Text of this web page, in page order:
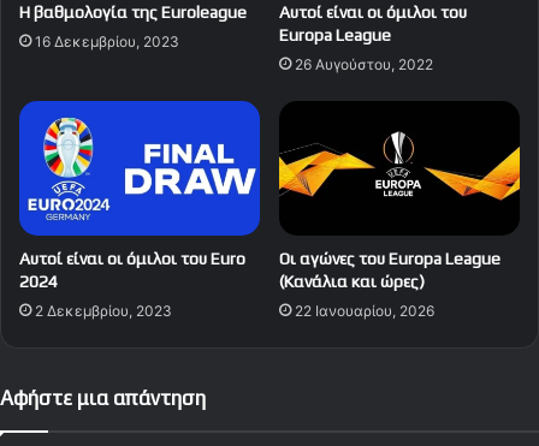
Η βαθμολογία της Euroleague
16 Δεκεμβρίου, 2023
Αυτοί είναι οι όμιλοι του
Europa League
26 Αυγούστου, 2022
Αυτοί είναι οι όμιλοι του Euro
2024
2 Δεκεμβρίου, 2023
Οι αγώνες του Europa League
(Κανάλια και ώρες)
22 Ιανουαρίου, 2026
Αφήστε μια απάντηση